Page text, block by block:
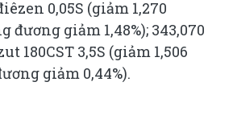
0,05S (giảm 1,270
đương giảm 1,48%); 343,070
180CST 3,5S (giảm 1,506
giảm 0,44%).